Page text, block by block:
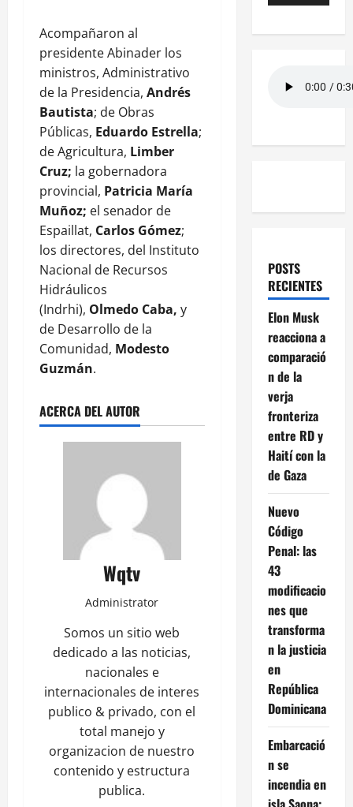
Acompañaron al
presidente Abinader los
ministros, Administrativo
de la Presidencia, Andrés
Bautista; de Obras
Públicas, Eduardo Estrella;
de Agricultura, Limber
Cruz; la gobernadora
provincial, Patricia María
Muñoz; el senador de
Espaillat, Carlos Gómez;
los directores, del Instituto
Nacional de Recursos
Hidráulicos
(Indrhi), Olmedo Caba, y
de Desarrollo de la
Comunidad, Modesto
Guzmán.
ACERCA DEL AUTOR
Wqtv
Administrator
Somos un sitio web
dedicado a las noticias,
nacionales e
internacionales de interes
publico & privado, con el
total manejo y
organizacion de nuestro
contenido y estructura
publica.
POSTS
RECIENTES
Elon Musk
reacciona a
comparació
n de la
verja
fronteriza
entre RD y
Haití con la
de Gaza
Nuevo
Código
Penal: las
43
modificacio
nes que
transforma
n la justicia
en
República
Dominicana
Embarcació
n se
incendia en